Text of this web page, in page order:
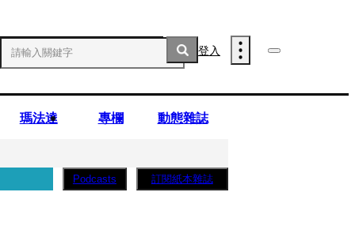
登入
瑪法達 專欄 動態雜誌
Podcasts 訂閱紙本雜誌